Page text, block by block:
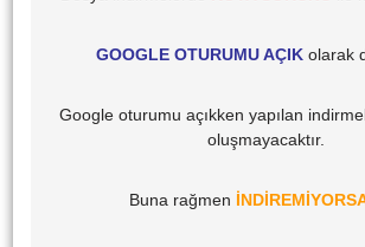
GOOGLE OTURUMU AÇIK olarak
Google oturumu açıkken yapılan
oluşmayacaktır.
Buna rağmen